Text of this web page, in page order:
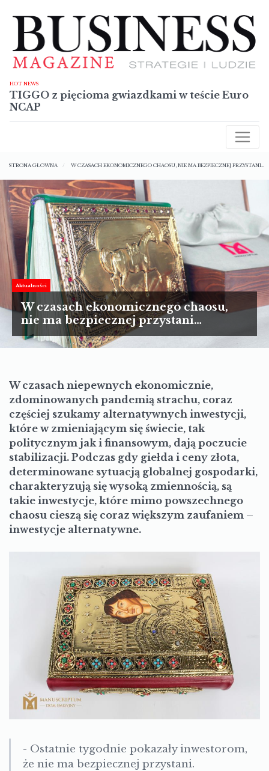
HOT NEWS
TIGGO z pięcioma gwiazdkami w teście Euro
NCAP
RAPORTY
TECHNOLOGIE
SYLWETKI
NIERUCHOMOŚCI
TURYSTYKA
MOTORYZACJA
LIFESTYLE
nawigacyjna
STRONA GŁÓWNA W CZASACH EKONOMICZNEGO CHAOSU, NIE MA BEZPIECZNEJ PRZYSTANI…
Aktualności
W czasach ekonomicznego chaosu,
nie ma bezpiecznej przystani…
W czasach niepewnych ekonomicznie,
zdominowanych pandemią strachu, coraz
częściej szukamy alternatywnych inwestycji,
które w zmieniającym się świecie, tak
politycznym jak i finansowym, dają poczucie
stabilizacji. Podczas gdy giełda i ceny złota,
determinowane sytuacją globalnej gospodarki,
charakteryzują się wysoką zmiennością, są
takie inwestycje, które mimo powszechnego
chaosu cieszą się coraz większym zaufaniem –
inwestycje alternatywne.
- Ostatnie tygodnie pokazały inwestorom,
że nie ma bezpiecznej przystani.